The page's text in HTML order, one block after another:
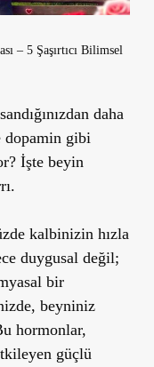
– 5 Şaşırtıcı Bilimsel
daha
dopamin gibi
İşte beyin
kalbinizin hızla
duygusal değil;
bir
beyniniz
hormonlar,
güçlü